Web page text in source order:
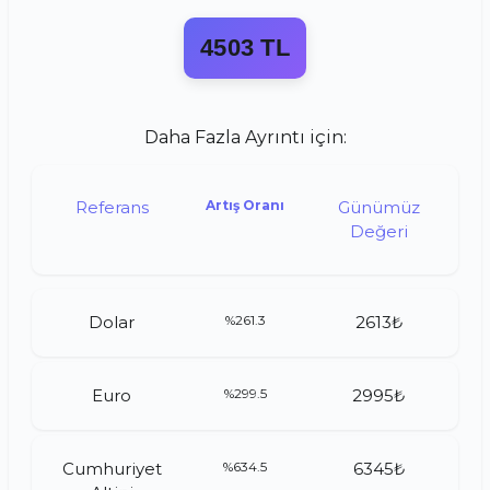
4503 TL
Daha Fazla Ayrıntı için:
Referans Artış Oranı
Günümüz
Değeri
Dolar %261.3 2613₺
Euro %299.5 2995₺
Cumhuriyet
%634.5 6345₺